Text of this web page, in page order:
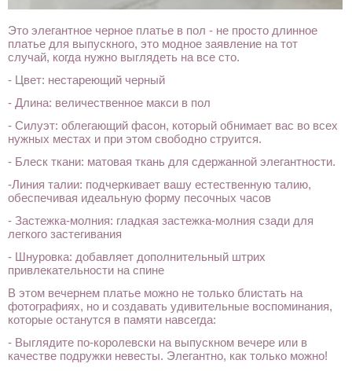
Это элегантное черное платье в пол - не просто длинное
платье для выпускного, это модное заявление на тот
случай, когда нужно выглядеть на все сто.
- Цвет: нестареющий черный
- Длина: величественное макси в пол
- Силуэт: облегающий фасон, который обнимает вас во всех
нужных местах и при этом свободно струится.
- Блеск ткани: матовая ткань для сдержанной элегантности.
-Линия талии: подчеркивает вашу естественную талию,
обеспечивая идеальную форму песочных часов
- Застежка-молния: гладкая застежка-молния сзади для
легкого застегивания
- Шнуровка: добавляет дополнительный штрих
привлекательности на спине
В этом вечернем платье можно не только блистать на
фотографиях, но и создавать удивительные воспоминания,
которые останутся в памяти навсегда:
- Выглядите по-королевски на выпускном вечере или в
качестве подружки невесты. Элегантно, как только можно!